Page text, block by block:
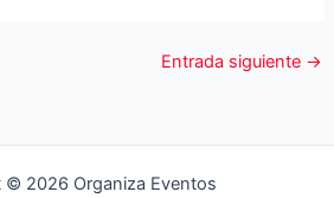
Entrada siguiente →
© 2026 Organiza Eventos